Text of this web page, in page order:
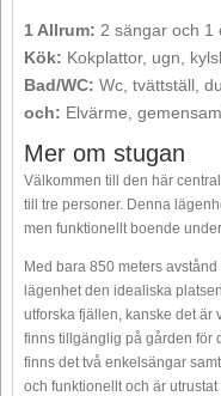
1 Allrum: 2 sängar och 1
Kök: Kokplattor, ugn,
Bad/WC: Wc, tvättställ,
och: Elvärme,
Mer om stugan
Välkommen till den här
till tre personer. Denna
men funktionellt boende
Med bara 850 meters
lägenhet den idealiska
utforska fjällen, kanske det är
finns tillgänglig på gården för
finns det två enkelsängar
och funktionellt och är utrustat